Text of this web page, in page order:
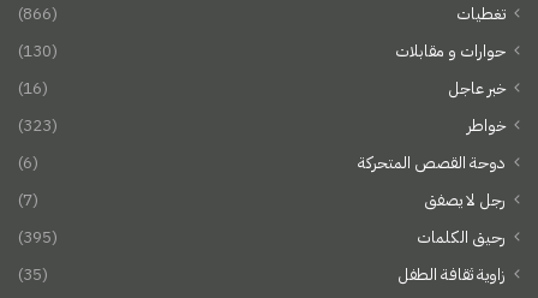
تغطيات
(866)
حوارات و مقابلات
(130)
خبر عاجل
(16)
خواطر
(323)
دوحة القصص المتحركة
(6)
رجل لا يصفق
(7)
رحيق الكلمات
(395)
زاوية ثقافة الطفل
(35)